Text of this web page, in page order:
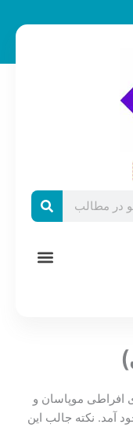
افراطی موپاسان و
آمد. نکته جالب این